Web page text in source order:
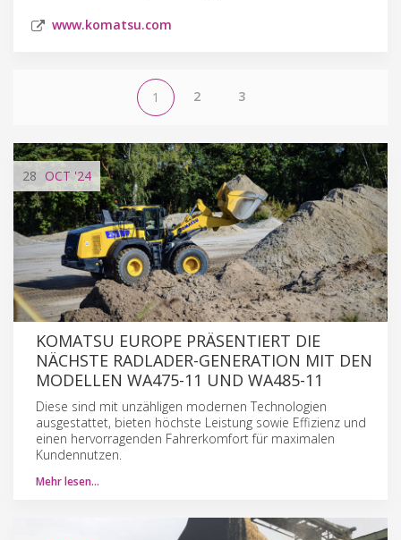
www.komatsu.com
1 2 3
28 OCT '24
KOMATSU EUROPE PRÄSENTIERT DIE
NÄCHSTE RADLADER-GENERATION MIT DEN
MODELLEN WA475-11 UND WA485-11
Diese sind mit unzähligen modernen Technologien
ausgestattet, bieten höchste Leistung sowie Effizienz und
einen hervorragenden Fahrerkomfort für maximalen
Kundennutzen.
Mehr lesen…